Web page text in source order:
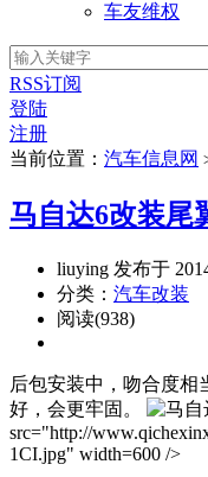
车友维权
RSS订阅
登陆
注册
当前位置： 汽车信息网
马自达6改装尾
liuying 发布于
分类： 汽车改装
阅读(938)
后包安装中，吻合度相
好，会更牢固。
src="http://
1CI.jpg" width=600 />